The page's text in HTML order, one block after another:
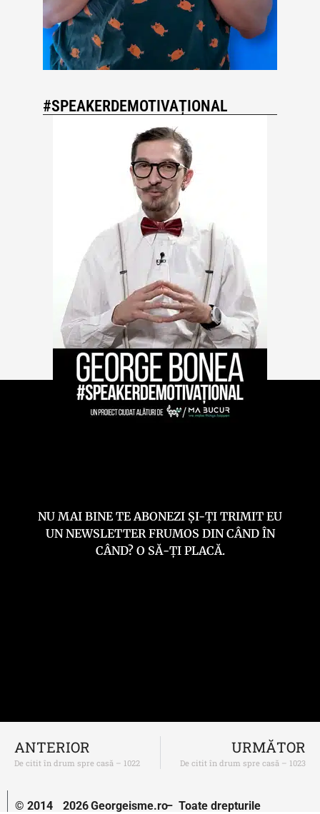
#SPEAKERDEMOTIVAȚIONAL
NU MAI BINE TE ABONEZI ȘI-ȚI TRIMIT EU
UN NEWSLETTER FRUMOS DIN CÂND ÎN
CÂND? O SĂ-ȚI PLACĂ.
ANTERIOR
De citit în drum spre casă – 1022
URMĂTOR
De citit în drum spre casă – 1023
© 2014 2026Georgeisme.ro– Toate drepturile